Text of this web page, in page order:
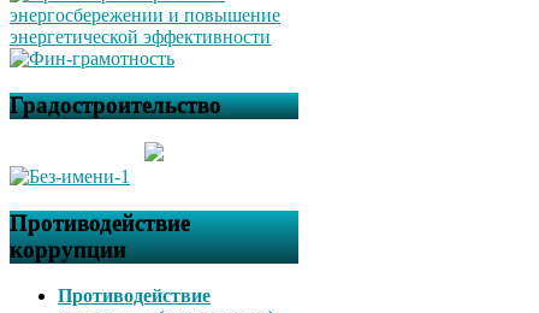
Градостроительство
Противодействие
коррупции
Противодействие